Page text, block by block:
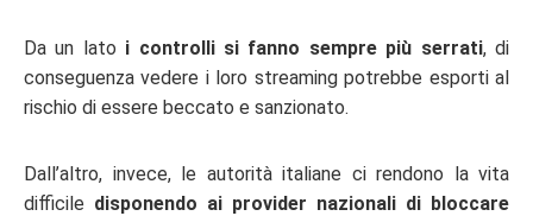
Da un lato i controlli si fanno sempre più serrati, di
conseguenza vedere i loro streaming potrebbe esporti al
rischio di essere beccato e sanzionato.
Dall’altro, invece, le autorità italiane ci rendono la vita
difficile disponendo ai provider nazionali di bloccare